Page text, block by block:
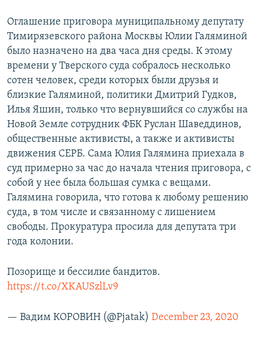
Оглашение приговора муниципальному депутату
Тимирязевского района Москвы Юлии Галяминой
было назначено на два часа дня среды. К этому
времени у Тверского суда собралось несколько
сотен человек, среди которых были друзья и
близкие Галяминой, политики Дмитрий Гудков,
Илья Яшин, только что вернувшийся со службы на
Новой Земле сотрудник ФБК Руслан Шаведдинов,
общественные активисты, а также и активисты
движения СЕРБ. Сама Юлия Галямина приехала в
суд примерно за час до начала чтения приговора, с
собой у нее была большая сумка с вещами.
Галямина говорила, что готова к любому решению
суда, в том числе и связанному с лишением
свободы. Прокуратура просила для депутата три
года колонии.
Позорище и бессилие бандитов.
https://t.co/XKAUSzlLv9
— Вадим КОРОВИН (@Pjatak) December 23, 2020